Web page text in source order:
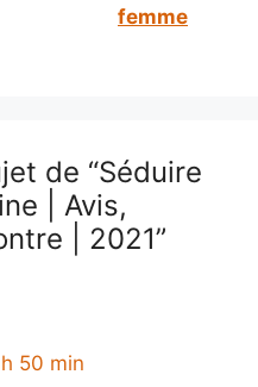
femme
de “Séduire
| Avis,
| 2021”
50 min